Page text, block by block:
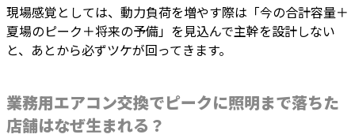
現場感覚としては、動力負荷を増やす際は「今の合計容量＋
夏場のピーク＋将来の予備」を見込んで主幹を設計しない
と、あとから必ずツケが回ってきます。
業務用エアコン交換でピークに照明まで落ちた
店舗はなぜ生まれる？